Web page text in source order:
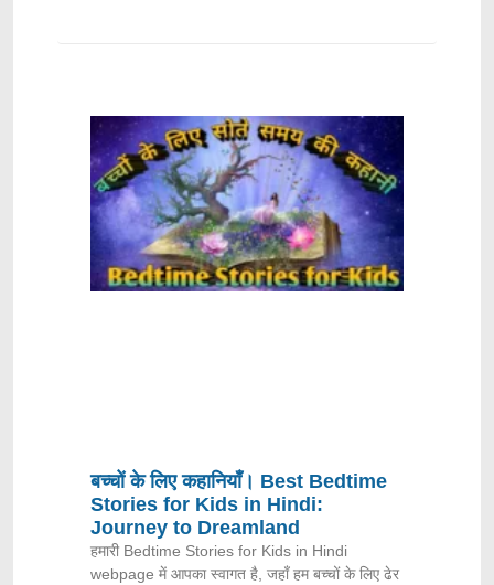
बच्चों के लिए कहानियाँ। Best Bedtime
Stories for Kids in Hindi:
Journey to Dreamland
हमारी Bedtime Stories for Kids in Hindi
webpage में आपका स्वागत है, जहाँ हम बच्चों के लिए ढेर